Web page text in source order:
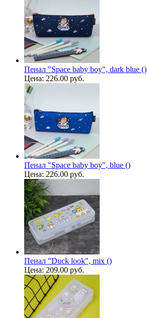
Пенал "Space baby boy", dark blue ()
Цена: 226.00 руб.
Пенал "Space baby boy", blue ()
Цена: 226.00 руб.
Пенал "Duck look", mix ()
Цена: 209.00 руб.